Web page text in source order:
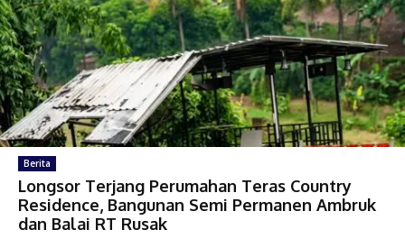
Berita
Longsor Terjang Perumahan Teras Country
Residence, Bangunan Semi Permanen Ambruk
dan Balai RT Rusak